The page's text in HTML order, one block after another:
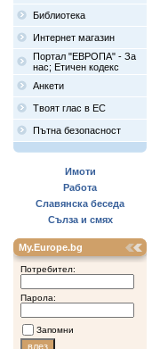
Библиотека
Интернет магазин
Портал "ЕВРОПА" - За
нас; Етичен кодекс
Анкети
Твоят глас в ЕС
Пътна безопасност
Имоти
Работа
Славянска беседа
Сълза и смях
My.Europe.bg
Потребител:
Парола:
Запомни